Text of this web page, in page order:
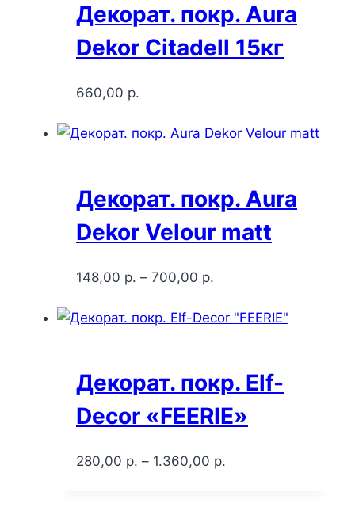
Декорат. покр. Aura
Dekor Citadell 15кг
660,00 р.
Декорат. покр. Aura
Dekor Velour matt
148,00 р. – 700,00 р.
Декорат. покр. Elf-
Decor «FEERIE»
280,00 р. – 1.360,00 р.